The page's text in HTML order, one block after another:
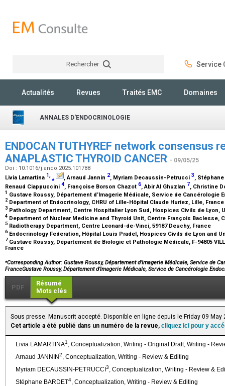
Rechercher Service
Actualités Revues Traités EMC Domaines
ANNALES D'ENDOCRINOLOGIE
ENDOCAN TUTHYREF network consensus
ANAPLASTIC THYROID CANCER - 09/05/25
Doi : 10.1016/j.ando.2025.101788
Livia Lamartina 1,⁎ , Arnaud Jannin 2, Myriam Decaussin-Petrucci 3,
Renaud Ciappuccini 4, Françoise Borson Chazot 6, Abir Al Ghuzlan 7, Christine
1 Gustave Roussy, Département d’Imagerie Médicale, Service de Cancérologie
2 Department of Endocrinology, CHRU of Lille-Hôpital Claude Huriez, Lille, France
3 Pathology Department, Centre Hospitalier Lyon Sud, Hospices Civils de Lyon,
4 Department of Nuclear Medicine and Thyroid Unit, Centre François Baclesse,
5 Radiotherapy Department, Centre Leonard-de-Vinci, 59187 Deuchy, France
6Endocrinology Federation, Hôpital Louis Pradel, Hospices Civils de Lyon and
7 Gustave Roussy, Département de Biologie et Pathologie Médicale, F-94805
France
⁎Corresponding Author: Gustave Roussy, Département d’Imagerie Médicale, Service de
FranceGustave Roussy, Département d’Imagerie Médicale, Service de Cancérologie
PDF
Résumé
Mots clés
Sous presse. Manuscrit accepté. Disponible en ligne depuis le Friday 09 May
Cet article a été publié dans un numéro de la revue, cliquez ici pour y
Livia LAMARTINA1 , Conceptualization, Writing - Original Draft, Writing -
Arnaud JANNIN2, Conceptualization, Writing - Review & Editing
Myriam DECAUSSIN-PETRUCCI 3, Conceptualization, Writing - Review &
Stéphane BARDET4, Conceptualization, Writing - Review & Editing